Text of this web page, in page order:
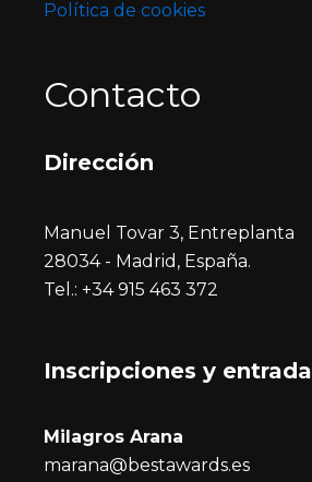
Política de cookies
Contacto
Dirección
Manuel Tovar 3, Entreplanta
28034 - Madrid, España.
Tel.: +34 915 463 372
Inscripciones y entrada
Milagros Arana
marana@bestawards.es